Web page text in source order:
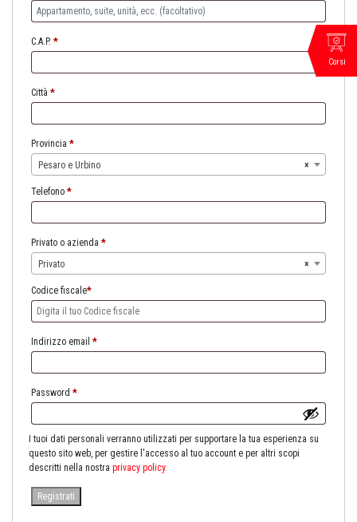
C.A.P. *
Città *
Provincia *
×
Pesaro e Urbino
Telefono *
Privato o azienda *
×
Privato
Codice fiscale*
Indirizzo email *
Password *
I tuoi dati personali verranno utilizzati per supportare la tua esperienza su
questo sito web, per gestire l'accesso al tuo account e per altri scopi
descritti nella nostra privacy policy.
Registrati
Corsi